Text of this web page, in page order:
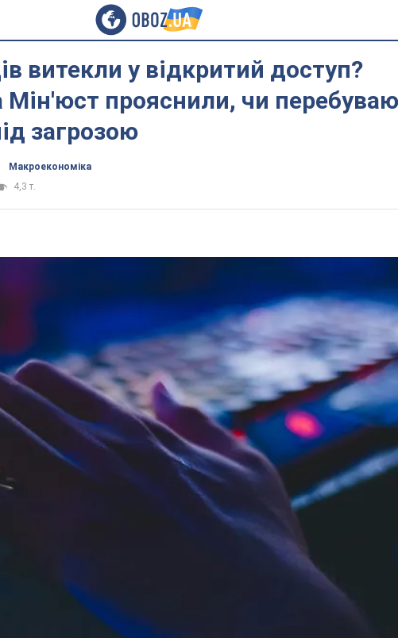
витекли у відкритий доступ?
прояснили, чи
загрозою
Mакроекономіка
4,3 т.